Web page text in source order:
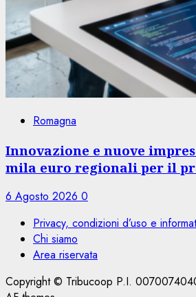
Romagna
Innovazione e nuove
mila euro regionali per il
6 Agosto 2026 0
Privacy, condizioni d’uso e
Chi siamo
Area riservata
Copyright © Tribucoop P.I.